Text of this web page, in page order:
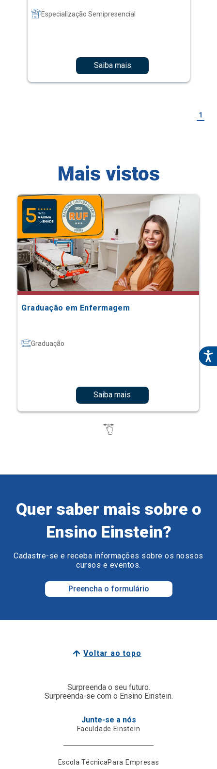
Especialização Semipresencial
Saiba mais
1
Mais vistos
Graduação em Enfermagem
Graduação
Saiba mais
Quer saber mais sobre o
Ensino Einstein?
Cadastre-se e receba informações sobre os nossos
cursos e eventos.
Preencha o formulário
Voltar ao topo
Surpreenda o seu futuro.
Surpreenda-se com o Ensino Einstein.
Junte-se a nós
Faculdade Einstein
Escola TécnicaPara Empresas